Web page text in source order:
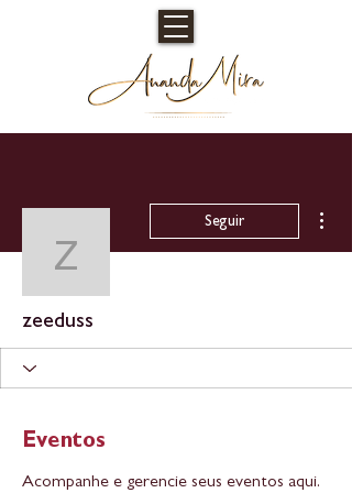
zeeduss
Seguir
zeeduss
Eventos
Acompanhe e gerencie seus eventos aqui.